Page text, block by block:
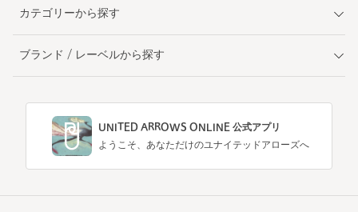
カテゴリーから探す
ブランド / レーベルから探す
UNITED ARROWS ONLINE 公式アプリ
ようこそ、あなただけのユナイテッドアローズへ